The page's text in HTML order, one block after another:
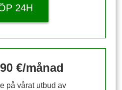
24H
€/månad
på vårat utbud av